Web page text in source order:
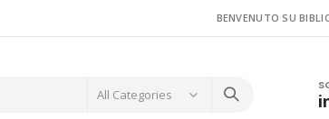
BENVENUTO SU